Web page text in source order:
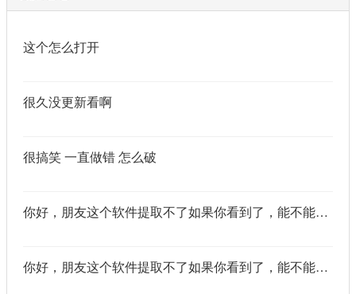
这个怎么打开
很久没更新看啊
很搞笑 一直做错 怎么破
你好，朋友这个软件提取不了如果你看到了，能不能把这个纯净版的发我邮箱里不
你好，朋友这个软件提取不了如果你看到了，能不能把这个纯净版的发我邮箱里不